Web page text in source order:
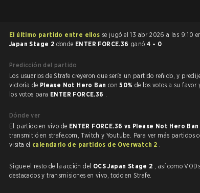
El último partido entre ellos se jugó el 13 abr 2026 a las 9:10
Japan Stage 2 donde ENTER FORCE.36 ganó 4 - 0 .
Predicción del partido
Los usuarios de Strafe creyeron que sería un partido reñido, y predijeron la
victoria de Please Not Hero Ban con50% de los votos a su favor
los votos para ENTER FORCE.36 .
Dónde ver
El partido en vivo de ENTER FORCE.36 vs Please Not Hero Ban
transmitió en strafe.com, Twitch y Youtube. Para ver más partidos
visita el calendario de partidos de Overwatch 2 .
Sigue el resto de la acción del OCS Japan Stage 2 , así como VODs,
destacados y transmisiones en vivo, todo en Strafe.